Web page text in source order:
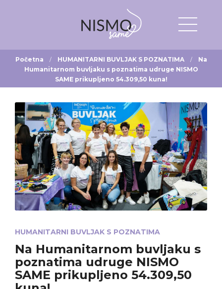
Početna HUMANITARNI BUVLJAK S POZNATIMA
Na
Humanitarnom buvljaku s poznatima udruge NISMO
SAME prikupljeno 54.309,50 kuna!
HUMANITARNI BUVLJAK S POZNATIMA
Na Humanitarnom buvljaku s
poznatima udruge NISMO
SAME prikupljeno 54.309,50